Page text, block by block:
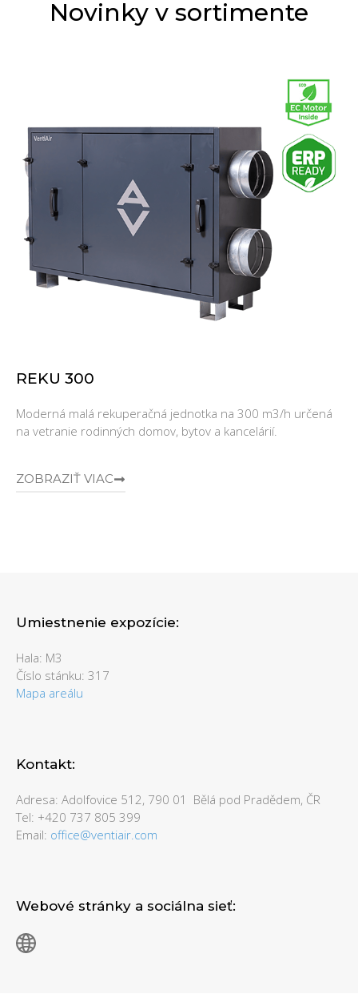
Novinky v sortimente
REKU 300
Moderná malá rekuperačná jednotka na 300 m3/h určená
na vetranie rodinných domov, bytov a kancelárií.
ZOBRAZIŤ VIAC
Umiestnenie expozície:
Hala: M3
Číslo stánku: 317
Mapa areálu
Kontakt:
Adresa: Adolfovice 512, 790 01
Bělá pod Pradědem, ČR
Tel: +420 737 805 399
Email: office@ventiair.com
Webové stránky a sociálna sieť: